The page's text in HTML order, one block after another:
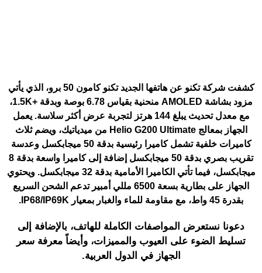
كشفت شركة تكنو عن هاتفها الجديدتكنو كامون 50 برو
، الذي يأتي
مزود بشاشة AMOLED منحنية بقياس 6.78 بوصة وبدقة +1.5K،
مع معدل تحديث يبلغ 144 هرتز لتجربة عرض أكثر سلاسة. يعمل
الجهاز بمعالج Helio G200 Ultimate من ميدياتيك، ويضم ثلاث
كاميرات خلفية تشمل كاميرا رئيسية بدقة 50 ميجابكسل وعدسة
تقريب بصري بدقة 50 ميجابكسل إضافة إلى كاميرا واسعة بدقة 8
ميجابكسل، فيما تأتي الكاميرا الأمامية بدقة 32 ميجابكسل. ويحتوي
الجهاز على بطارية بسعة 6500 مللي أمبير تدعم الشحن السريع
بقدرة 45 واط، مع مقاومة للماء والغبار بمعيار IP68/IP69K.
دعونا نستعرض المواصفات الكاملة للهاتف، بالإضافة إلى
تسليط الضوء على العيوب والمميزات، وأيضاً معرفة سعر
الجهاز في الدول العربية.